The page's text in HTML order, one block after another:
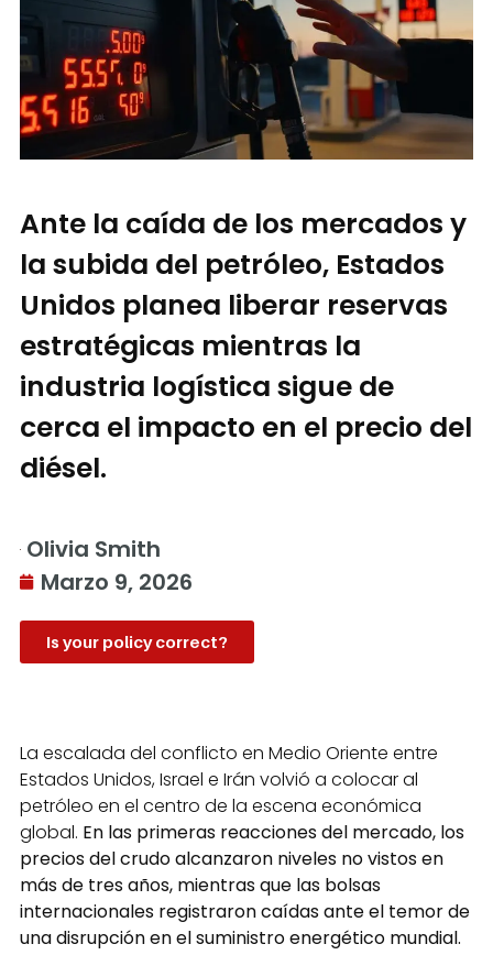
Ante la caída de los mercados y
la subida del petróleo, Estados
Unidos planea liberar reservas
estratégicas mientras la
industria logística sigue de
cerca el impacto en el precio del
diésel.
Olivia Smith
Marzo 9, 2026
Is your policy correct?
La escalada del conflicto en Medio Oriente entre
Estados Unidos, Israel e Irán volvió a colocar al
petróleo en el centro de la escena económica
global. En las primeras reacciones del mercado, los
precios del crudo alcanzaron niveles no vistos en
más de tres años, mientras que las bolsas
internacionales registraron caídas ante el temor de
una disrupción en el suministro energético mundial.